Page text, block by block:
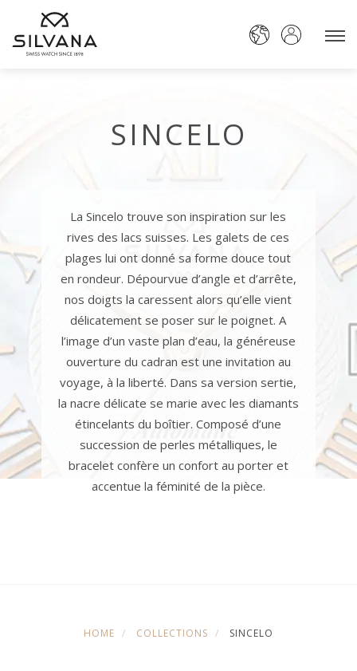
SINCELO
La Sincelo trouve son inspiration sur les
rives des lacs suisses. Les galets de ces
plages lui ont donné sa forme douce tout
en rondeur. Dépourvue d’angle et d’arrête,
nos doigts la caressent alors qu’elle vient
délicatement se poser sur le poignet. A
l’image d’un vaste plan d’eau, la généreuse
ouverture du cadran est une invitation au
voyage, à la liberté. Dans sa version sertie,
la nacre délicate se marie avec les diamants
étincelants du boîtier. Composé d’une
succession de perles métalliques, le
bracelet confère un confort au porter et
accentue la féminité de la pièce.
HOME COLLECTIONS SINCELO